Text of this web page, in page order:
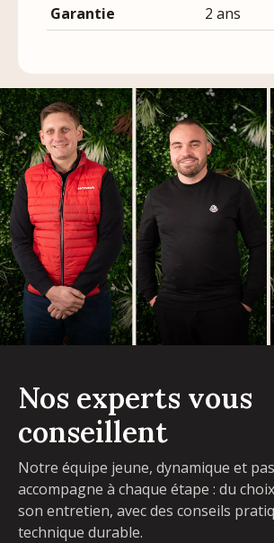
Garantie
2 ans
Nos experts vous
conseillent
Notre équipe jeune, dynamique et
accompagne à chaque étape : du
son entretien, avec des conseils
technique durable.